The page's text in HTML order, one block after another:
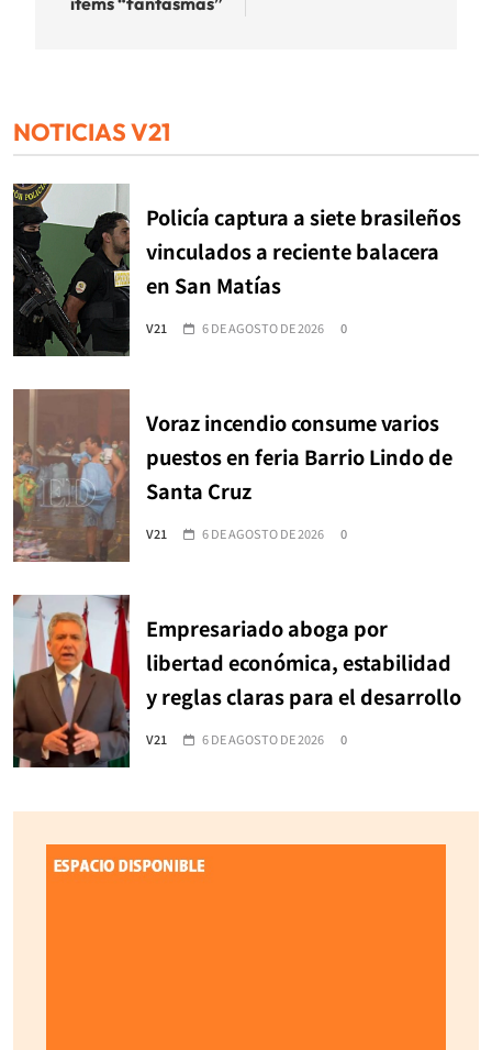
NOTICIAS V21
Policía captura a siete brasileños
vinculados a reciente balacera
en San Matías
V21 6 DE AGOSTO DE 2026 0
Voraz incendio consume varios
puestos en feria Barrio Lindo de
Santa Cruz
V21 6 DE AGOSTO DE 2026 0
Empresariado aboga por
libertad económica, estabilidad
y reglas claras para el desarrollo
V21 6 DE AGOSTO DE 2026 0